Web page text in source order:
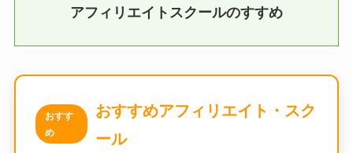
アフィリエイトスクールのすすめ
おすす
め
おすすめアフィリエイト・スク
ール